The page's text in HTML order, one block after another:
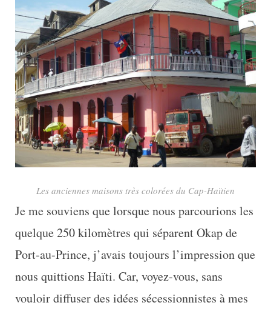
Les anciennes maisons très colorées du Cap-Haïtien
Je me souviens que lorsque nous parcourions les
quelque 250 kilomètres qui séparent Okap de
Port-au-Prince, j’avais toujours l’impression que
nous quittions Haïti. Car, voyez-vous, sans
vouloir diffuser des idées sécessionnistes à mes